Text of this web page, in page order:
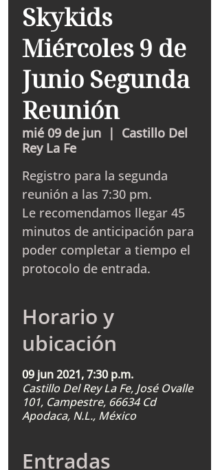
Skykids
Miércoles 9 de
Junio Segunda
Reunión
mié 09 de jun
  |
Castillo Del
Rey La Fe
Registro para la segunda
reunión a las 7:30 pm.
Le recomendamos llegar 45
minutos de anticipación para
poder completar a tiempo el
protocolo de entrada.
Horario y
ubicación
09 jun 2021, 7:30 p.m.
Castillo Del Rey La Fe, José Ovalle
101, Campestre, 66634 Cd
Apodaca, N.L., México
Entradas